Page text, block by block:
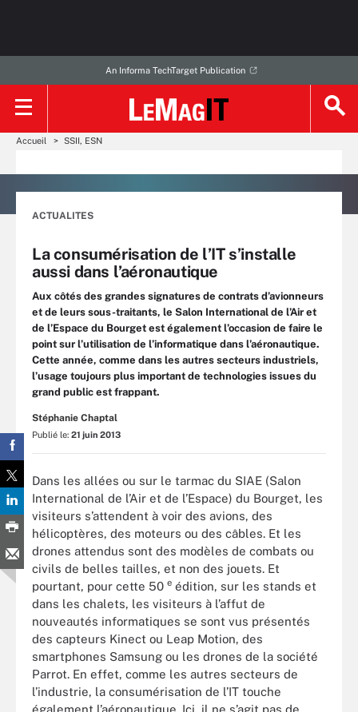
An Informa TechTarget Publication
Accueil SSII, ESN
ACTUALITES
La consumérisation de l’IT s’installe
aussi dans l’aéronautique
Aux côtés des grandes signatures de contrats d’avionneurs
et de leurs sous-traitants, le Salon International de l’Air et
de l’Espace du Bourget est également l’occasion de faire le
point sur l’utilisation de l’informatique dans l’aéronautique.
Cette année, comme dans les autres secteurs industriels,
l’usage toujours plus important de technologies issues du
grand public est frappant.
Stéphanie Chaptal
Publié le: 21 juin 2013
Dans les allées ou sur le tarmac du SIAE (Salon
International de l’Air et de l’Espace) du Bourget, les
visiteurs s’attendent à voir des avions, des
hélicoptères, des moteurs ou des câbles. Et les
drones attendus sont des modèles de combats ou
civils de belles tailles, et non des jouets. Et
pourtant, pour cette 50 e édition, sur les stands et
dans les chalets, les visiteurs à l’affut de
nouveautés informatiques se sont vus présentés
des capteurs Kinect ou Leap Motion, des
smartphones Samsung ou les drones de la société
Parrot. En effet, comme les autres secteurs de
l’industrie, la consumérisation de l’IT touche
également l’aéronautique. Ici, il ne s’agit pas de